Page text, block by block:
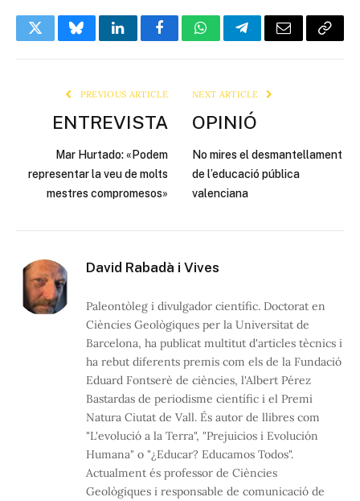
TwitterBlueskyLinkedInFacebookWhatsAppTelegramEmail Copy
PREVIOUS ARTICLE
ENTREVISTA
Mar Hurtado: «Podem
representar la veu de molts
mestres compromesos»
NEXT ARTICLE
OPINIÓ
No mires el desmantellament
de l’educació pública
valenciana
David Rabadà i Vives
Paleontòleg i divulgador científic. Doctorat en
Ciències Geològiques per la Universitat de
Barcelona, ha publicat multitut d'articles tècnics i
ha rebut diferents premis com els de la Fundació
Eduard Fontserè de ciències, l'Albert Pérez
Bastardas de periodisme científic i el Premi
Natura Ciutat de Vall. És autor de llibres com
"L'evolució a la Terra", "Prejuicios i Evolución
Humana" o "¿Educar? Educamos Todos".
Actualment és professor de Ciències
Geològiques i responsable de comunicació de